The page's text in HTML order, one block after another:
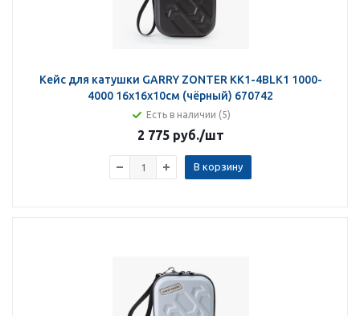
Кейс для катушки GARRY ZONTER KK1-4BLK1 1000-
4000 16х16х10см (чёрный) 670742
Есть в наличии (5)
2 775 руб./шт
В корзину